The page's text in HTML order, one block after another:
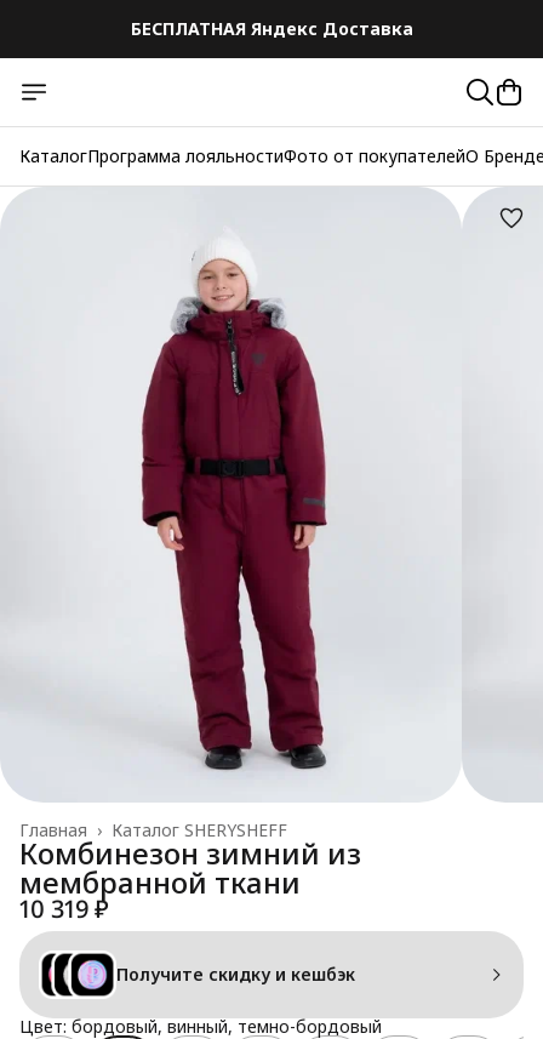
БЕСПЛАТНАЯ Яндекс Доставка
КаталогПрограмма лояльностиФото от покупателейО
Каталог SHERYSHEFF
Главная ›
Комбинезон зимний из
мембранной ткани
10 319 ₽
Получите скидку и кешбэк
Цвет: бордовый, винный, темно-бордовый